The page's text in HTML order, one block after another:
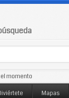
momento
Mapas